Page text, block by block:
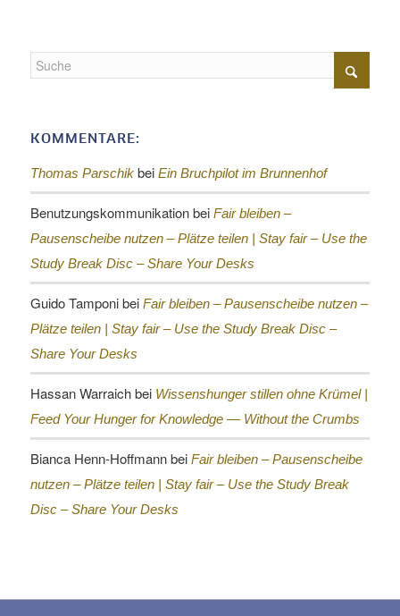
KOMMENTARE:
Thomas Parschikbei Ein Bruchpilot im Brunnenhof
Benutzungskommunikationbei Fair bleiben –
Pausenscheibe nutzen – Plätze teilen | Stay fair – Use the
Study Break Disc – Share Your Desks
Guido Tamponibei Fair bleiben – Pausenscheibe nutzen –
Plätze teilen | Stay fair – Use the Study Break Disc –
Share Your Desks
Hassan Warraichbei Wissenshunger stillen ohne Krümel |
Feed Your Hunger for Knowledge — Without the Crumbs
Bianca Henn-Hoffmannbei Fair bleiben – Pausenscheibe
nutzen – Plätze teilen | Stay fair – Use the Study Break
Disc – Share Your Desks